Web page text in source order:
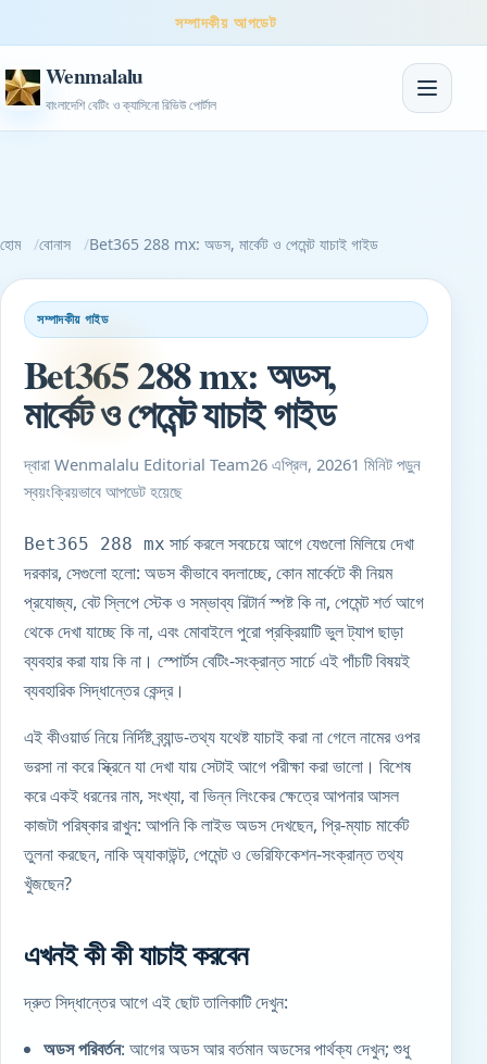
সম্পাদকীয় আপডেট
Wenmalalu
বাংলাদেশি বেটিং ও ক্যাসিনো রিভিউ পোর্টাল
নেভিগেশন
হোম বোনাস Bet365 288 mx: অডস, মার্কেট ও পেমেন্ট যাচাই গাইড
সম্পাদকীয় গাইড
Bet365 288 mx: অডস,
মার্কেট ও পেমেন্ট যাচাই গাইড
দ্বারা Wenmalalu Editorial Team26 এপ্রিল, 20261 মিনিট পড়ুন
স্বয়ংক্রিয়ভাবে আপডেট হয়েছে
Bet365 288 mx সার্চ করলে সবচেয়ে আগে যেগুলো মিলিয়ে দেখা
দরকার, সেগুলো হলো: অডস কীভাবে বদলাচ্ছে, কোন মার্কেটে কী নিয়ম
প্রযোজ্য, বেট স্লিপে স্টেক ও সম্ভাব্য রিটার্ন স্পষ্ট কি না, পেমেন্ট শর্তআগে
থেকে দেখা যাচ্ছে কি না, এবং মোবাইলে পুরো প্রক্রিয়াটি ভুল ট্যাপ ছাড়া
ব্যবহার করা যায় কি না। স্পোর্টস বেটিং-সংক্রান্ত সার্চে এই পাঁচটি বিষয়ই
ব্যবহারিক সিদ্ধান্তের কেন্দ্র।
এই কীওয়ার্ড নিয়ে নির্দিষ্ট ব্র্যান্ড-তথ্য যথেষ্ট যাচাই করা না গেলে নামের ওপর
ভরসা না করে স্ক্রিনে যা দেখা যায় সেটাই আগে পরীক্ষা করা ভালো। বিশেষ
করে একই ধরনের নাম, সংখ্যা, বা ভিন্ন লিংকের ক্ষেত্রে আপনার আসল
কাজটা পরিষ্কার রাখুন: আপনি কি লাইভ অডস দেখছেন, প্রি-ম্যাচ মার্কেট
তুলনা করছেন, নাকি অ্যাকাউন্ট, পেমেন্ট ও ভেরিফিকেশন-সংক্রান্ত তথ্য
খুঁজছেন?
এখনই কী কী যাচাই করবেন
দ্রুত সিদ্ধান্তের আগে এই ছোট তালিকাটি দেখুন:
অডস পরিবর্তন: আগের অডস আর বর্তমান অডসের পার্থক্য দেখুন; শুধু